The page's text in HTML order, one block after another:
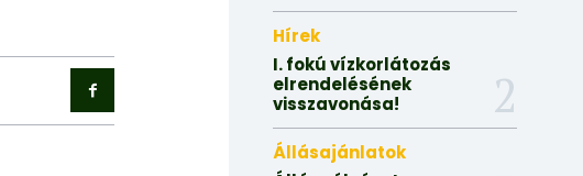
Hírek
I. fokú vízkorlátozás
elrendelésének
visszavonása!
Állásajánlatok